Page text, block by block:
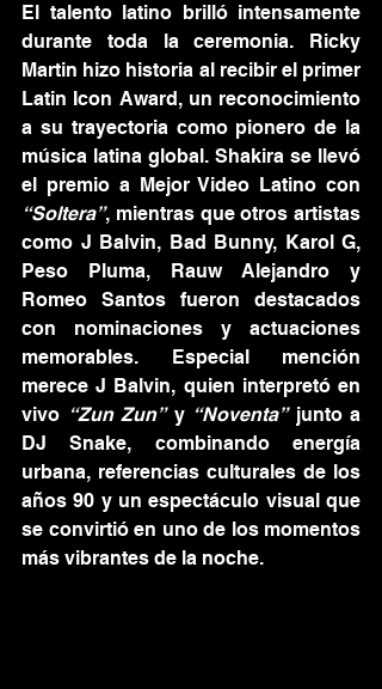
El talento latino brilló intensamente
durante toda la ceremonia. Ricky
Martin hizo historia al recibir el primer
Latin Icon Award, un reconocimiento
a su trayectoria como pionero de la
música latina global. Shakira se llevó
“Soltera”, mientras que otros artistas
como J Balvin, Bad Bunny, Karol G,
Peso Pluma, Rauw Alejandro y
Romeo Santos fueron destacados
con nominaciones y actuaciones
memorables. Especial mención
merece J Balvin, quien interpretó en
vivo “Zun Zun” y “Noventa” junto a
DJ Snake, combinando energía
urbana, referencias culturales de los
años 90 y un espectáculo visual que
se convirtió en uno de los momentos
más vibrantes de la noche.